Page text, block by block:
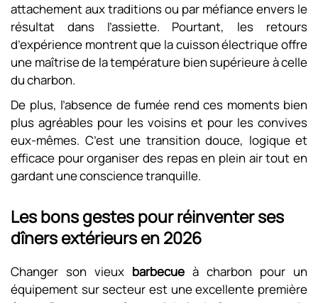
attachement aux traditions ou par méfiance envers le
résultat dans l’assiette. Pourtant, les retours
d’expérience montrent que la cuisson électrique offre
une maîtrise de la température bien supérieure à celle
du charbon.
De plus, l’absence de fumée rend ces moments bien
plus agréables pour les voisins et pour les convives
eux-mêmes. C’est une transition douce, logique et
efficace pour organiser des repas en plein air tout en
gardant une conscience tranquille.
Les bons gestes pour réinventer ses
dîners extérieurs en 2026
Changer son vieux barbecue à charbon pour un
équipement sur secteur est une excellente première